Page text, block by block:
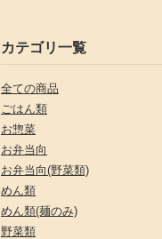
カテゴリ一覧
全ての商品
ごはん類
お惣菜
お弁当向
お弁当向(野菜類)
めん類
めん類(麺のみ)
野菜類